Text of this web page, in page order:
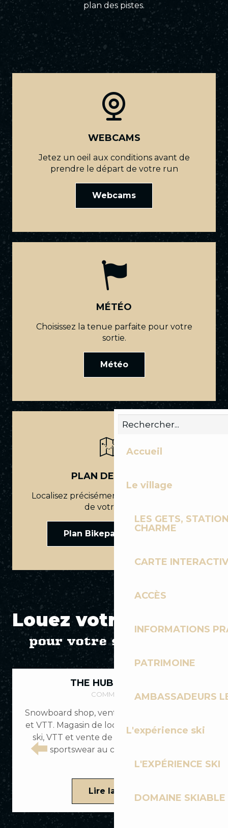
Accueil
Le village
LES GETS,
CHARME
CARTE
ACCÈS
INFORMATIONS
PATRIMOINE
AMBASSADEURS
L'expérience ski
L'EXPÉRIENCE SKI
DOMAINE SKIABLE
plan des pistes.
WEBCAMS
Jetez un oeil aux conditions avant de
prendre le départ de votre run
Webcams
MÉTÉO
Choisissez la tenue parfaite pour votre
sortie.
Météo
PLAN DES PISTES
Localisez précisément le point de départ
de votre tracé.
Plan Bikepark Les Gets
Louez votre matériel
pour votre session ride
THE HUB – NETSKI
COMMERCES
Snowboard shop, vente de snowboards, skis
et VTT. Magasin de location de snowboards,
ski, VTT et vente de textile technique et
sportswear au coeur du village.
Lire la suite